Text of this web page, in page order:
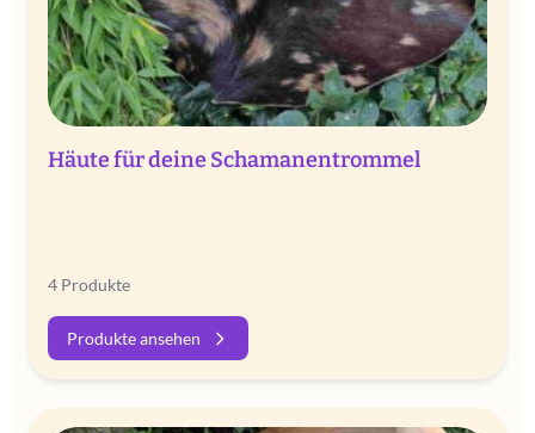
Häute für deine Schamanentrommel
4 Produkte
Produkte ansehen